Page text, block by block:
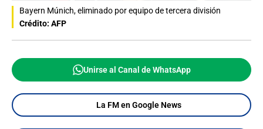
Bayern Múnich, eliminado por equipo de tercera división
Crédito: AFP
Unirse al Canal de WhatsApp
La FM en Google News